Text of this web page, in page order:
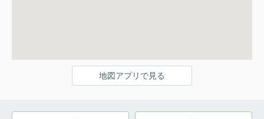
地図アプリで見る